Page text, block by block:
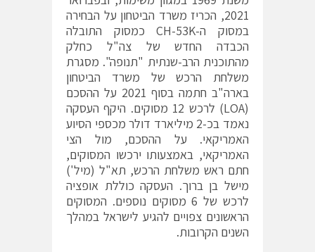
2021, הכריז משרד הביטחון על הבחירה
במסוק ה-CH-53K כמסוק התובלה
הכבדה החדש של צה"ל כחלק
מהתוכנית הרב-שנתית "תנופה". מסגרת
משלחת הרכש של משרד הביטחון
בארה"ב חתמה בסוף 2021 על ההסכם
(LOA) לרכש 12 מסוקים. היקף העסקה
נאמד בכ-2 מיליארד דולר מכספי הסיוע
האמריקאי. על ההסכם, מול הצי
האמריקאי, באמצעותו ירכשו המסוקים,
חתם ראש משלחת הרכש, תא"ל (מיל')
מישל בן ברוך. העסקה כוללת אופציה
לרכש של 6 מסוקים נוספים. המסוקים
הראשונים צפויים להגיע לישראל במהלך
השנים הקרובות.